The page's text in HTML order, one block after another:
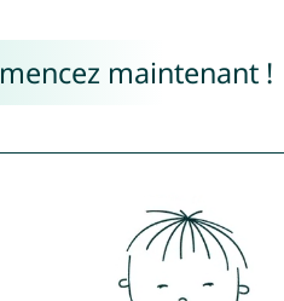
maintenant !